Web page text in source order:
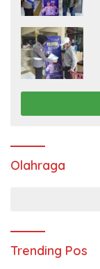
Olahraga
Trending Pos